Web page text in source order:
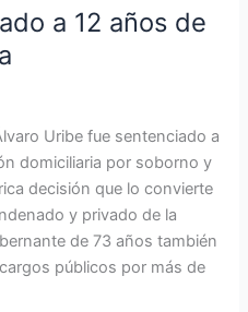
a 12 años de
Uribe fue sentenciado a
domiciliaria por soborno y
decisión que lo convierte
y privado de la
de 73 años también
públicos por más de